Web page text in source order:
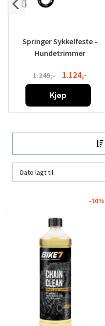
Springer Sykkelfeste -
Hundetrimmer
1.249,-
1.124,-
Kjøp
Dato lagt til
-10%